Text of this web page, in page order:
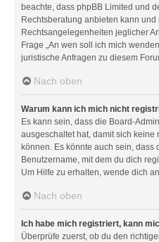
beachte, dass phpBB Limited und
Rechtsberatung anbieten kann
Rechtsangelegenheiten jeglicher
Frage „An wen soll ich mich
juristische Anfragen zu diesem
Nach oben
Warum kann ich mich nicht
Es kann sein, dass die Board-
ausgeschaltet hat, damit sich
können. Es könnte auch sein, dass
Benutzername, mit dem du dich
Um Hilfe zu erhalten, wende dich
Nach oben
Ich habe mich registriert, kann
Überprüfe zuerst, ob du den